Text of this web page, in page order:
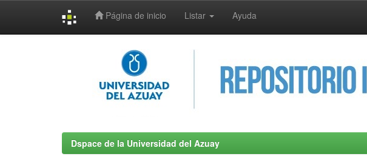
Página de inicio Listar Ayuda
Dspace de la Universidad del Azuay